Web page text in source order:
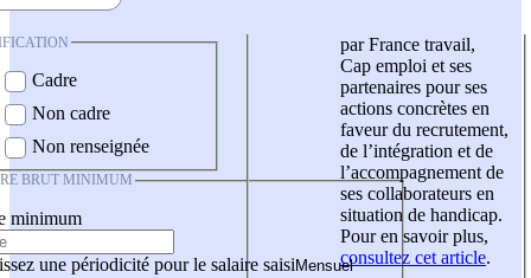
Cadre
Non cadre
Non renseignée
BRUT MINIMUM
minimum
une périodicité pour le salaire saisi
par France travail,
Cap emploi et ses
partenaires pour ses
actions concrètes en
faveur du recrutement,
de l’intégration et de
l’accompagnement de
ses collaborateurs en
situation de handicap.
Pour en savoir plus,
consultez cet article.